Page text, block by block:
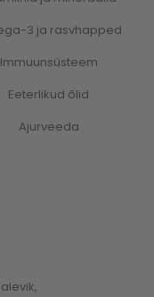
3 ja rasvhapped
Immuunsüsteem
Eeterlikud õlid
Ajurveeda